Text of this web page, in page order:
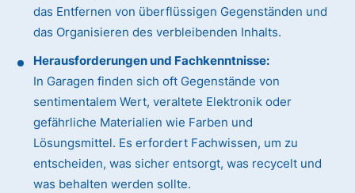
das Entfernen von überflüssigen Gegenständen und
das Organisieren des verbleibenden Inhalts.
Herausforderungen und Fachkenntnisse:
In Garagen finden sich oft Gegenstände von
sentimentalem Wert, veraltete Elektronik oder
gefährliche Materialien wie Farben und
Lösungsmittel. Es erfordert Fachwissen, um zu
entscheiden, was sicher entsorgt, was recycelt und
was behalten werden sollte.